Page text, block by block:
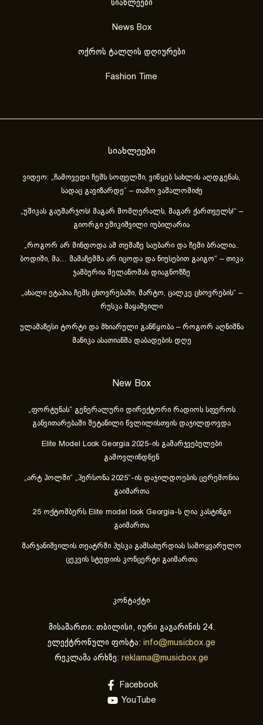
სიახლეები
News Box
ოქროს ტალღის დღიურები
Fashion Time
სიახლეები
ვიდეო: „ჩამოვედი ჩემს სოფელში, ვიწყებ სახლის აღდგენას,
სადაც გავიზარდე“ – თამო ვაშალომიძე
„უშიკას გაუმარჯოს! მაგარ მომღერალს, მაგარ ქართველს!“ –
გიორგი უშიკიშვილი იუბილარია
„როგორ არ მინდოდა ამ თემაზე საუბარი და ჩემი ბრალია..
ბოდიში, მა… მამაჩემმა არ იცოდა და ნიუსებით გაიგო“ – თიკა
ჯამბურია მელანომას დიაგნოზზე
„ახა­ლი ეტა­პია ჩემს ცხოვ­რე­ბა­ში, მარ­ტო, ცალ­კე ცხოვ­რე­ბის“ –
რუსკა მაყაშვილი
ულამაზესი ტორტი და მხიარული განწყობა – როგორ აღნიშნა
მანიკა ასათიანმა დაბადების დღე
New Box
„ფორტუნას“ გენერალური დირექტორი რადიოს სფეროს
განვითარებაში შეტანილი წვლილისთვის დაჯილდოვდა
Elite Model Look Georgia 2025-ის გამარჯვებულები
გამოვლინდნენ
„არტ ჰოლში“ „პერსონა 2025“-ის დაჯილდოების ცერემონია
გაიმართა
25 ოქტომბერს Elite model look Georgia-ს ღია კასტინგი
გაიმართა
მარჯანიშვილის თეატრში პუსკა გამსახურდიას სამოყვარულო
ცეკვის სტუდიის კონცერტი გაიმართა
კონტაქტი
მისამართი: თბილისი, იური გაგარინის 24.
ელექტრონული ფოსტა: info@musicbox.ge
რეკლამა არხზე: reklama@musicbox.ge
Facebook
YouTube